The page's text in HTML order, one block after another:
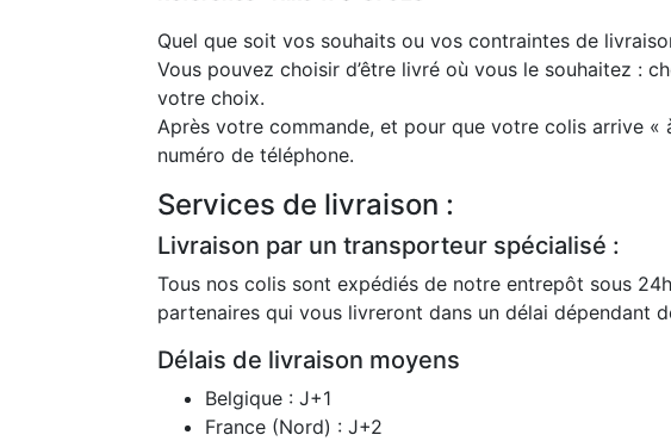
Quel que soit vos souhaits ou vos contraintes de
Vous pouvez choisir d’être livré où vous le souhaitez :
votre choix.
Après votre commande, et pour que votre colis arrive
numéro de téléphone.
Services de livraison :
Livraison par un transporteur spécialisé :
Tous nos colis sont expédiés de notre entrepôt sous
partenaires qui vous livreront dans un délai dépendant
Délais de livraison moyens
Belgique : J+1
France (Nord) : J+2